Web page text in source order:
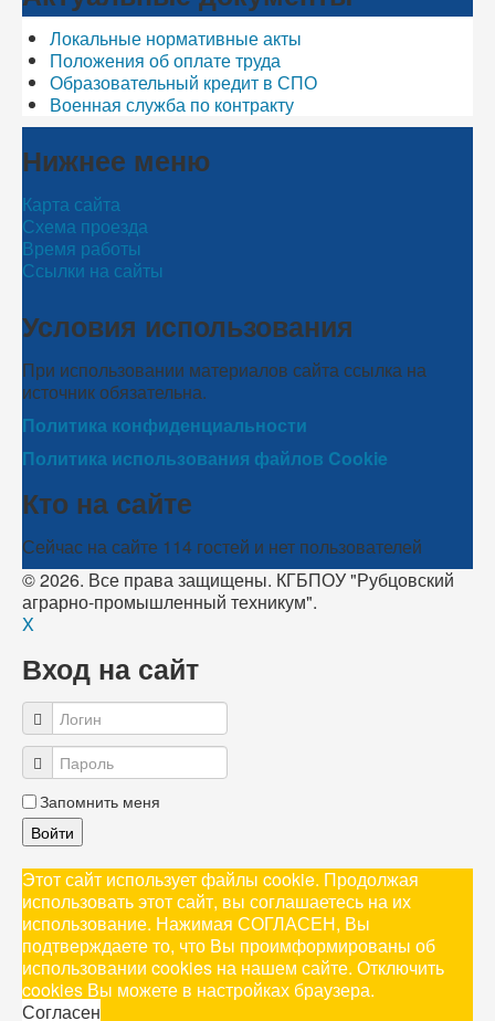
Локальные нормативные акты
Положения об оплате труда
Образовательный кредит в СПО
Военная служба по контракту
Нижнее меню
Карта сайта
Схема проезда
Время работы
Ссылки на сайты
Условия использования
При использовании материалов сайта ссылка на
источник обязательна.
Политика конфиденциальности
Политика использования файлов Cookie
Кто на сайте
Сейчас на сайте 114 гостей и нет пользователей
© 2026. Все права защищены. КГБПОУ "Рубцовский
аграрно-промышленный техникум".
X
Вход на сайт
Запомнить меня
Войти
Этот сайт использует файлы cookie. Продолжая
использовать этот сайт, вы соглашаетесь на их
использование. Нажимая СОГЛАСЕН, Вы
подтверждаете то, что Вы проимформированы об
использовании cookies на нашем сайте. Отключить
cookies Вы можете в настройках браузера.
Согласен